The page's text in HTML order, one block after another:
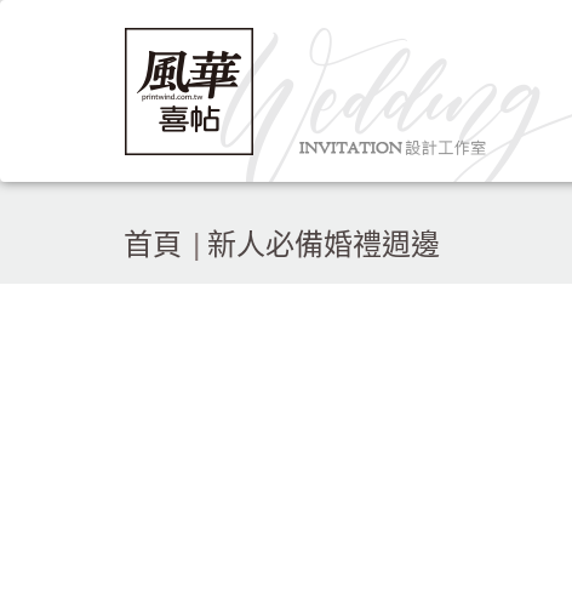
首頁 新人必備婚禮週邊